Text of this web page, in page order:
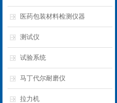
医药包装材料检测仪器
测试仪
试验系统
马丁代尔耐磨仪
拉力机